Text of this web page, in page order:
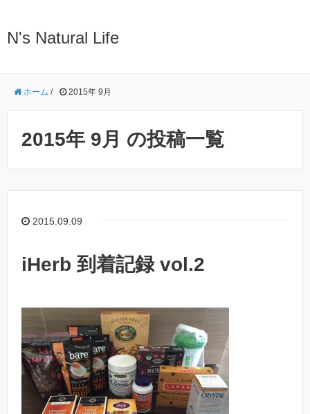
N's Natural Life
ホーム / 2015年 9月
2015年 9月 の投稿一覧
2015.09.09
iHerb 到着記録 vol.2